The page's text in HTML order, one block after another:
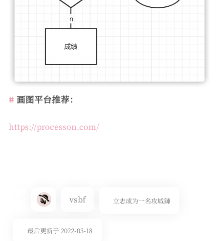
画图平台推荐：
https://processon.com/
vsbf 立志成为一名攻城狮
最后更新于 2022-03-18